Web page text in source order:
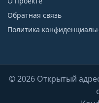
Обратная связь
Политика
© 2026 Открытый